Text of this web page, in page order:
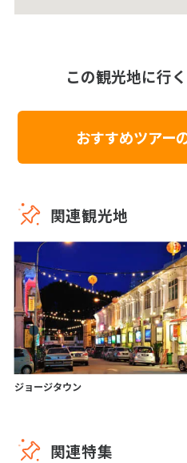
この観光地に行
おすすめツアー
関連観光地
ジョージタウン
関連特集